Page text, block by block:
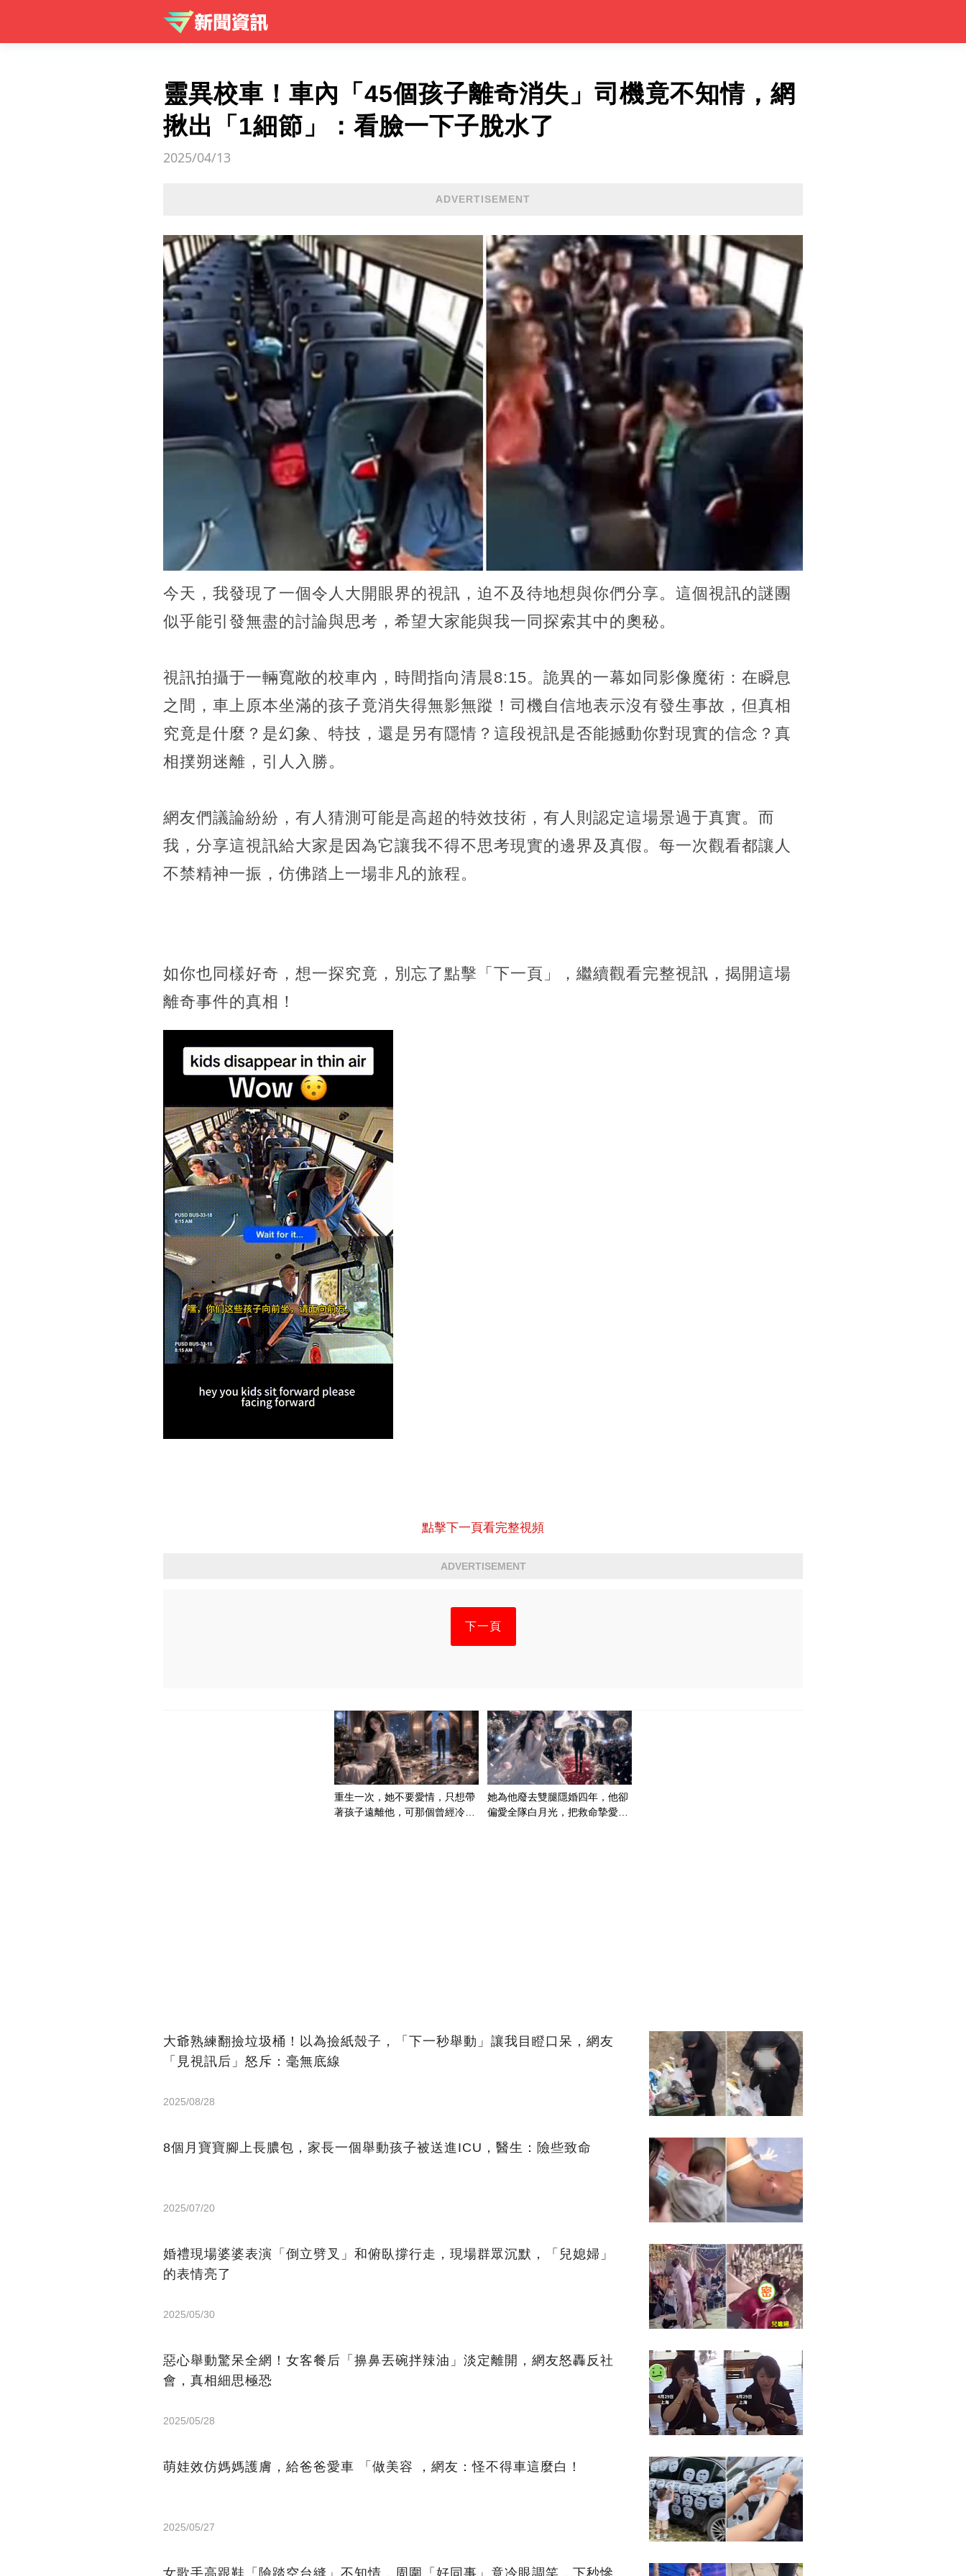
靈異校車！車內「45個孩子離奇消失」司機竟不知情，網
揪出「1細節」：看臉一下子脫水了
2025/04/13
ADVERTISEMENT
今天，我發現了一個令人大開眼界的視訊，迫不及待地想與你們分享。這個視訊的謎團
似乎能引發無盡的討論與思考，希望大家能與我一同探索其中的奧秘。
視訊拍攝于一輛寬敞的校車內，時間指向清晨8:15。詭異的一幕如同影像魔術：在瞬息
之間，車上原本坐滿的孩子竟消失得無影無蹤！司機自信地表示沒有發生事故，但真相
究竟是什麼？是幻象、特技，還是另有隱情？這段視訊是否能撼動你對現實的信念？真
相撲朔迷離，引人入勝。
網友們議論紛紛，有人猜測可能是高超的特效技術，有人則認定這場景過于真實。而
我，分享這視訊給大家是因為它讓我不得不思考現實的邊界及真假。每一次觀看都讓人
不禁精神一振，仿佛踏上一場非凡的旅程。
如你也同樣好奇，想一探究竟，別忘了點擊「下一頁」，繼續觀看完整視訊，揭開這場
離奇事件的真相！
點擊下一頁看完整視頻
ADVERTISEMENT
下一頁
重生一次，她不要愛情，只想帶
著孩子遠離他，可那個曾經冷漠
她為他廢去雙腿隱婚四年，他卻
偏愛全隊白月光，把救命摯愛當
大爺熟練翻撿垃圾桶！以為撿紙殼子，「下一秒舉動」讓我目瞪口呆，網友
「見視訊后」怒斥：毫無底線
2025/08/28
8個月寶寶腳上長膿包，家長一個舉動孩子被送進ICU，醫生：險些致命
2025/07/20
婚禮現場婆婆表演「倒立劈叉」和俯臥撐行走，現場群眾沉默，「兒媳婦」
的表情亮了
2025/05/30
惡心舉動驚呆全網！女客餐后「擤鼻丟碗拌辣油」淡定離開，網友怒轟反社
會，真相細思極恐
2025/05/28
萌娃效仿媽媽護膚，給爸爸愛車 「做美容 ，網友：怪不得車這麼白！
2025/05/27
女歌手高跟鞋「險踏空台縫」不知情，周圍「好同事」竟冷眼調笑，下秒慘